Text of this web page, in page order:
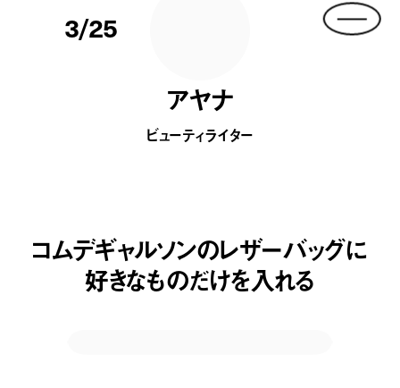
3/25
アヤナ
ビューティライター
コムデギャルソンのレザーバッグに
好きなものだけを入れる